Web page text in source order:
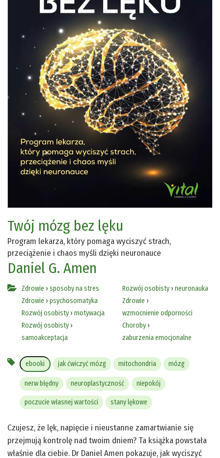
Twój mózg bez lęku
Program lekarza, który pomaga wyciszyć strach,
przeciążenie i chaos myśli dzięki neuronauce
Daniel G. Amen
Zdrowie › sposoby na stres
Zdrowie › psychosomatyka
Rozwój osobisty › motywacja
Rozwój osobisty ›
samoakceptacja
Rozwój osobisty› neuronauka
Zdrowie ›
wzmocnienie odporności
Choroby›
zaburzenia emocjonalne
ebooki jak ćwiczyć mózg mitochondria mózg
nerw błędny neuroplastyczność niepokój
poczucie własnej wartości stany lękowe
Czujesz, że lęk, napięcie i nieustanne zamartwianie się
przejmują kontrolę nad twoim dniem? Ta książka powstała
właśnie dla ciebie. Dr Daniel Amen pokazuje, jak wyciszyć